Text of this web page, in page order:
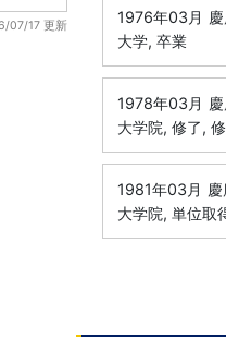
07/17 更新 1976年03月
大学, 卒業
1978年03月
大学院, 修了,
1981年03月
大学院, 単位取